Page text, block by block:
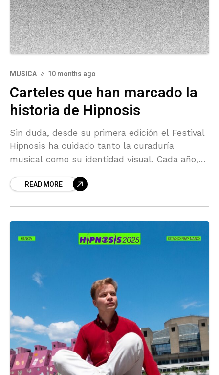
MUSICA 10 months ago
Carteles que han marcado la
historia de Hipnosis
Sin duda, desde su primera edición el Festival
Hipnosis ha cuidado tanto la curaduría
musical como su identidad visual. Cada año,
cultoREAD MORE